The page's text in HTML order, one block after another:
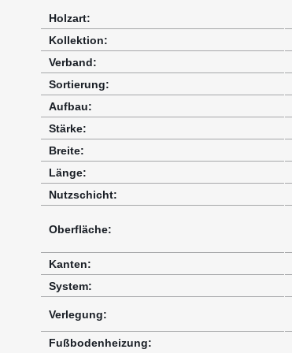
Holzart:
Kollektion:
Verband:
Sortierung:
Aufbau:
Stärke:
Breite:
Länge:
Nutzschicht:
Oberfläche:
Kanten:
System:
Verlegung:
Fußbodenheizung: